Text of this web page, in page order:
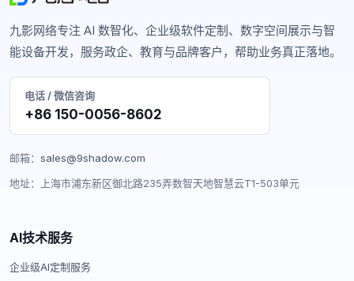
九影网络专注 AI 数智化、企业级软件定制、数字空间展示与智
能设备开发，服务政企、教育与品牌客户，帮助业务真正落地。
电话 / 微信咨询
+86 150-0056-8602
邮箱： sales@9shadow.com
地址：上海市浦东新区御北路235弄数智天地智慧云T1-503单元
AI技术服务
企业级AI定制服务